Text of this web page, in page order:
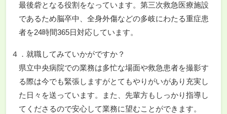
最後砦となる役割をなっています。第三次救急医療施設
であるため脳卒中、全身外傷などの多岐にわたる重症患
者を24時間365日対応しています。
４．就職してみていかがですか？
県立中央病院での業務は多忙な場面や救急患者を撮影す
る際は今でも緊張しますがとてもやりがいがあり充実し
た日々を送っています。また、先輩方もしっかり指導し
てくださるので安心して業務に望むことができます。